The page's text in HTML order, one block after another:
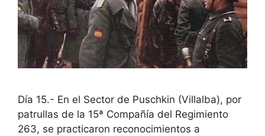
Día 15.- En el Sector de Puschkin (Villalba), por
patrullas de la 15ª Compañía del Regimiento
263, se practicaron reconocimientos a